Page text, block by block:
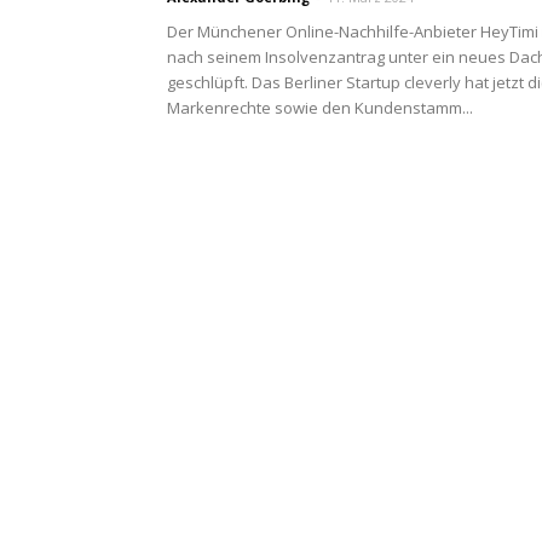
Der Münchener Online-Nachhilfe-Anbieter HeyTimi
nach seinem Insolvenzantrag unter ein neues
geschlüpft. Das Berliner Startup cleverly hat jetzt
Markenrechte sowie den Kundenstamm...